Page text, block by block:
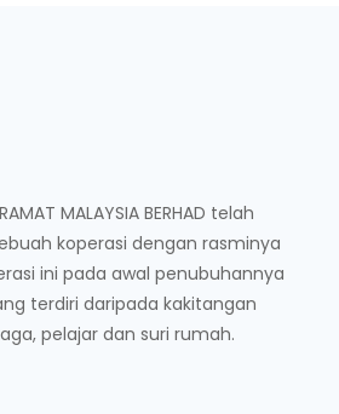
MALAYSIA BERHAD telah
koperasi dengan rasminya
ini pada awal penubuhannya
terdiri daripada kakitangan
pelajar dan suri rumah.